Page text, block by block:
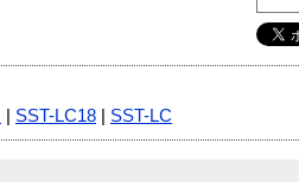
SST-LC18 SST-LC